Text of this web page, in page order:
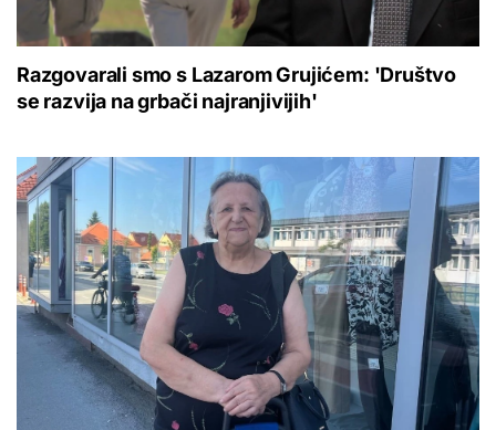
Razgovarali smo s Lazarom Grujićem: 'Društvo
se razvija na grbači najranjivijih'